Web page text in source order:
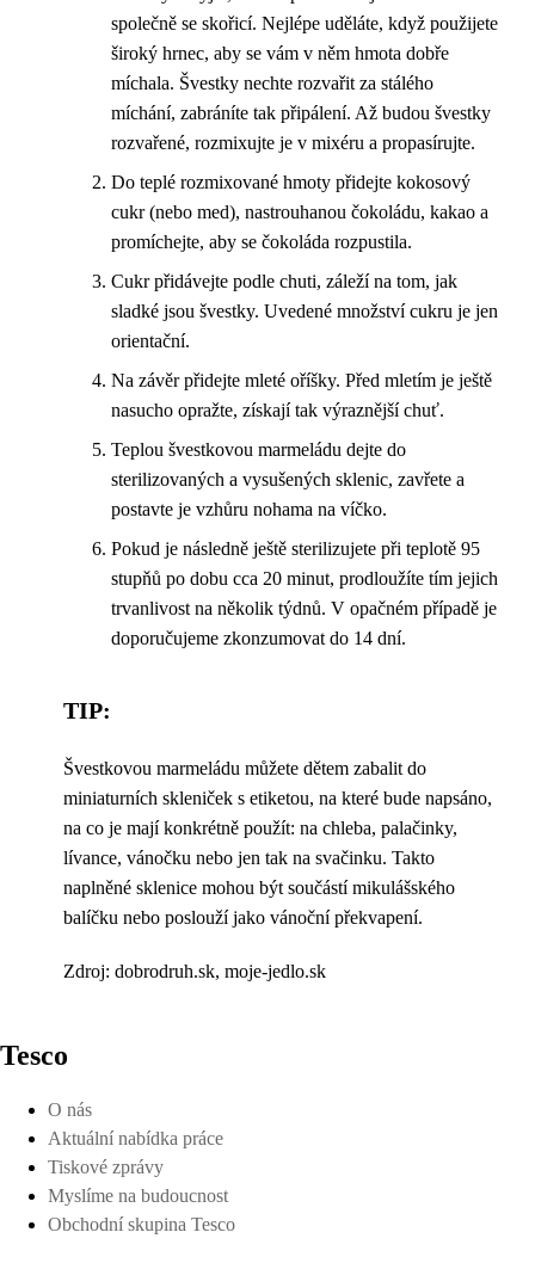
společně se skořicí. Nejlépe uděláte, když použijete
široký hrnec, aby se vám v něm hmota dobře
míchala. Švestky nechte rozvařit za stálého
míchání, zabráníte tak připálení. Až budou švestky
rozvařené, rozmixujte je v mixéru a propasírujte.
Do teplé rozmixované hmoty přidejte kokosový
cukr (nebo med), nastrouhanou čokoládu, kakao a
promíchejte, aby se čokoláda rozpustila.
Cukr přidávejte podle chuti, záleží na tom, jak
sladké jsou švestky. Uvedené množství cukru je jen
orientační.
Na závěr přidejte mleté oříšky. Před mletím je ještě
nasucho opražte, získají tak výraznější chuť.
Teplou švestkovou marmeládu dejte do
sterilizovaných a vysušených sklenic, zavřete a
postavte je vzhůru nohama na víčko.
Pokud je následně ještě sterilizujete při teplotě 95
stupňů po dobu cca 20 minut, prodloužíte tím jejich
trvanlivost na několik týdnů. V opačném případě je
doporučujeme zkonzumovat do 14 dní.
TIP:
Švestkovou marmeládu můžete dětem zabalit do
miniaturních skleniček s etiketou, na které bude napsáno,
na co je mají konkrétně použít: na chleba, palačinky,
lívance, vánočku nebo jen tak na svačinku. Takto
naplněné sklenice mohou být součástí mikulášského
balíčku nebo poslouží jako vánoční překvapení.
Zdroj: dobrodruh.sk, moje-jedlo.sk
Tesco
O nás
Aktuální nabídka práce
Tiskové zprávy
Myslíme na budoucnost
Obchodní skupina Tesco